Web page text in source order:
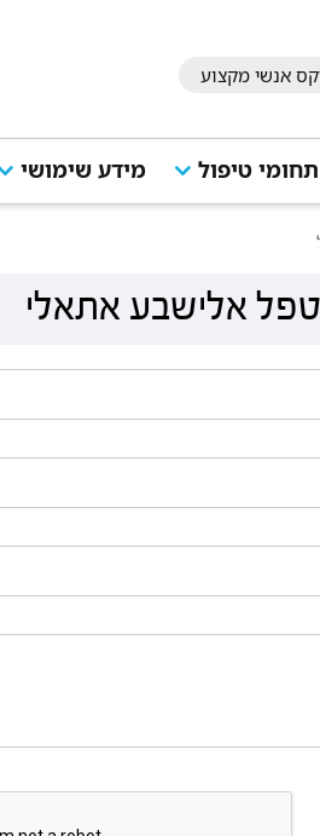
אנשי מקצוע
תחומי טיפול מידע שימושי
אלישבע אתאלי